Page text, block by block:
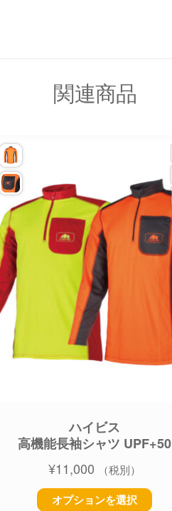
関連商品
ハイビス
高機能長袖シャツ UPF+50
¥11,000
（税別）
オプションを選択